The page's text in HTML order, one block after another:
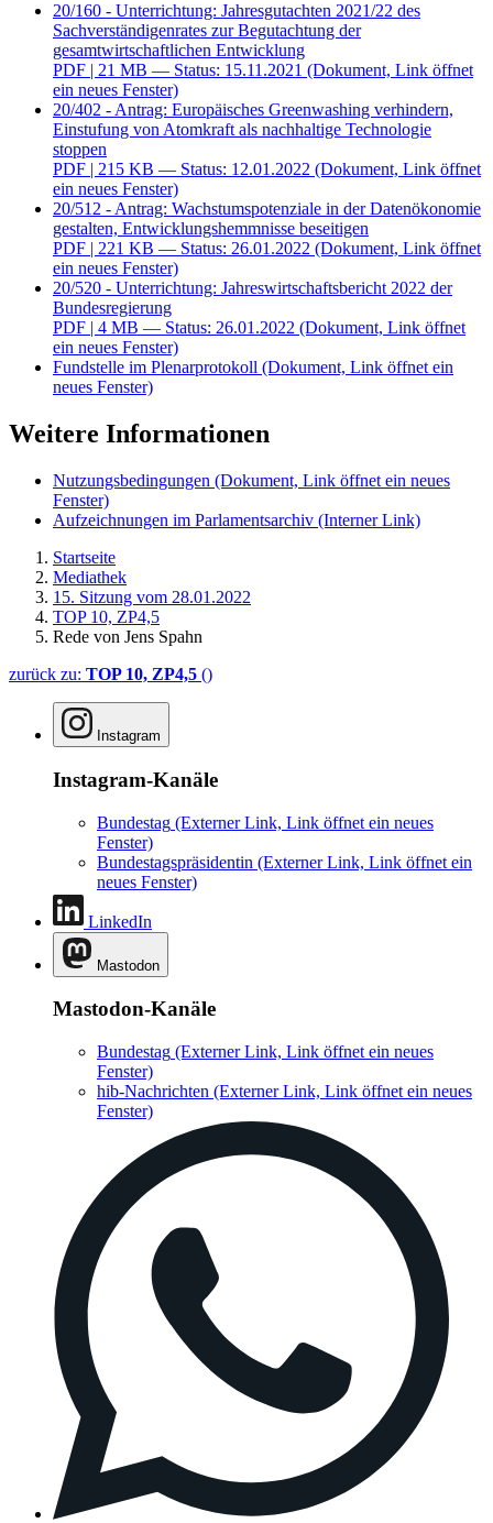
20/160 - Unterrichtung: Jahresgutachten 2021/22 des
Sachverständigenrates zur Begutachtung der
gesamtwirtschaftlichen Entwicklung
PDF | 21 MB — Status: 15.11.2021 (Dokument, Link öffnet
ein neues Fenster)
20/402 - Antrag: Europäisches Greenwashing verhindern,
Einstufung von Atomkraft als nachhaltige Technologie
stoppen
PDF | 215 KB — Status: 12.01.2022 (Dokument, Link öffnet
ein neues Fenster)
20/512 - Antrag: Wachstumspotenziale in der Datenökonomie
gestalten, Entwicklungshemmnisse beseitigen
PDF | 221 KB — Status: 26.01.2022 (Dokument, Link öffnet
ein neues Fenster)
20/520 - Unterrichtung: Jahreswirtschaftsbericht 2022 der
Bundesregierung
PDF | 4 MB — Status: 26.01.2022 (Dokument, Link öffnet
ein neues Fenster)
Fundstelle im Plenarprotokoll (Dokument, Link öffnet ein
neues Fenster)
Weitere Informationen
Nutzungsbedingungen (Dokument, Link öffnet ein neues
Fenster)
Aufzeichnungen im Parlamentsarchiv (Interner Link)
Startseite
Mediathek
15. Sitzung vom 28.01.2022
TOP 10, ZP4,5
Rede von Jens Spahn
zurück zu: TOP 10, ZP4,5 ()
Instagram
Instagram-Kanäle
Bundestag (Externer Link, Link öffnet ein neues
Fenster)
Bundestagspräsidentin (Externer Link, Link öffnet ein
neues Fenster)
LinkedIn
Mastodon
Mastodon-Kanäle
Bundestag (Externer Link, Link öffnet ein neues
Fenster)
hib-Nachrichten (Externer Link, Link öffnet ein neues
Fenster)